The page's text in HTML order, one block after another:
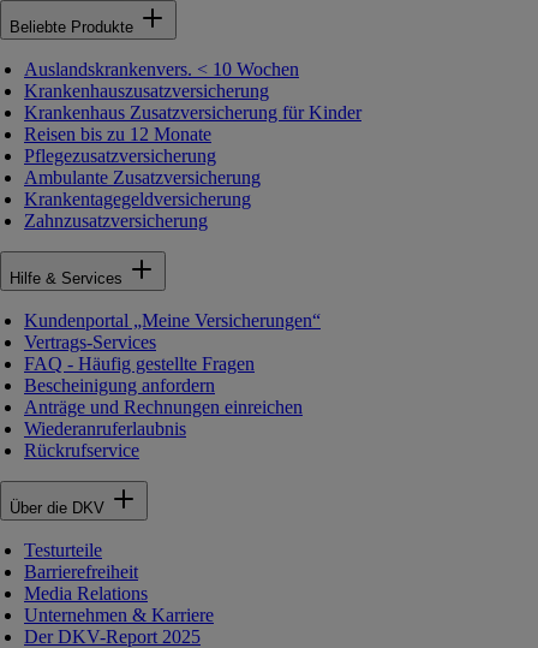
Beliebte Produkte
Auslandskrankenvers. < 10 Wochen
Krankenhauszusatzversicherung
Krankenhaus Zusatzversicherung für Kinder
Reisen bis zu 12 Monate
Pflegezusatzversicherung
Ambulante Zusatzversicherung
Krankentagegeldversicherung
Zahnzusatzversicherung
Hilfe & Services
Kundenportal „Meine Versicherungen“
Vertrags-Services
FAQ - Häufig gestellte Fragen
Bescheinigung anfordern
Anträge und Rechnungen einreichen
Wiederanruferlaubnis
Rückrufservice
Über die DKV
Testurteile
Barrierefreiheit
Media Relations
Unternehmen & Karriere
Der DKV-Report 2025